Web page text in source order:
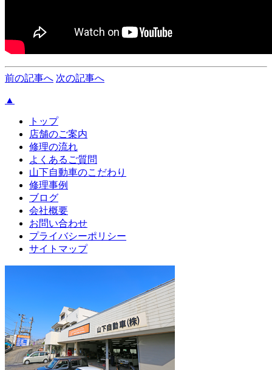
前の記事へ 次の記事へ
▲
トップ
店舗のご案内
修理の流れ
よくあるご質問
山下自動車のこだわり
修理事例
ブログ
会社概要
お問い合わせ
プライバシーポリシー
サイトマップ